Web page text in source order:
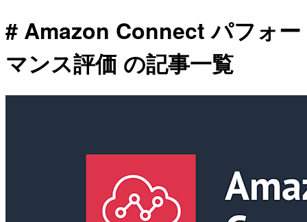
# Amazon Connect パフォー
マンス評価 の記事一覧